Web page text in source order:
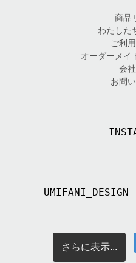
商品
わたした
ご利
オーダーメイ
会
お問
UMIFANI_DESIGN
さらに表示...